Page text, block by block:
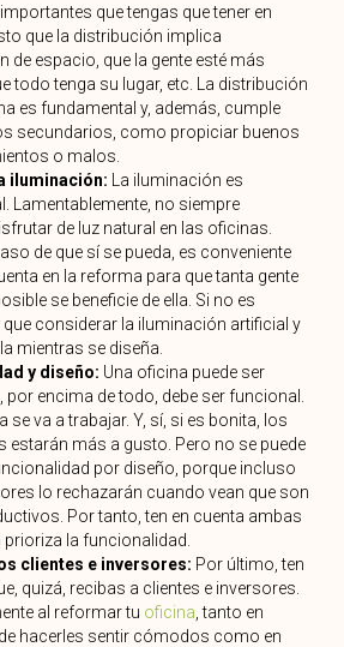
que tengas que tener en
que la distribución implica
de espacio, que la gente esté más
todo tenga su lugar, etc. La distribución
es fundamental y, además, cumple
secundarios, como propiciar buenos
o malos.
iluminación: La iluminación es
Lamentablemente, no siempre
de luz natural en las oficinas.
de que sí se pueda, es conveniente
en la reforma para que tanta gente
se beneficie de ella. Si no es
que considerar la iluminación artificial y
mientras se diseña.
y diseño: Una oficina puede ser
por encima de todo, debe ser funcional.
se va a trabajar. Y, sí, si es bonita, los
estarán más a gusto. Pero no se puede
por diseño, porque incluso
lo rechazarán cuando vean que son
Por tanto, ten en cuenta ambas
la funcionalidad.
clientes e inversores: Por último, ten
quizá, recibas a clientes e inversores.
al reformar tu oficina, tanto en
hacerles sentir cómodos como en